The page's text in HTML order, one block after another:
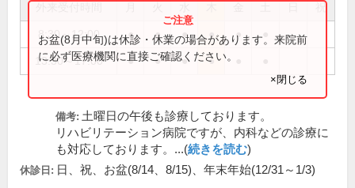
祝
8:30～12:00 ● ● ● ● ●
13:30～17:00 ● ● ● ●
お盆(8月中旬)は休診・休業の場合があります。来院前
に必ず医療機関に直接ご確認ください。
×閉じる
備考: 土曜日の午後も診療しております。
リハビリテーション病院ですが、内科などの診療に
も対応しております。...(続きを読む)
休診日: 日、祝、お盆(8/14、8/15)、年末年始(12/31～1/3)